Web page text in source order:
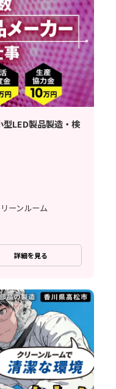
LED製品製造・検
ーンルーム
詳細を見る